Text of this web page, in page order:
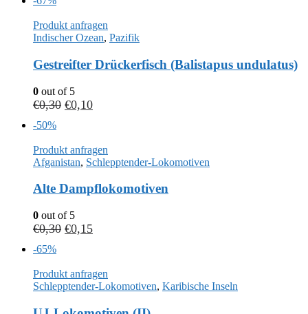
Produkt anfragen
Indischer Ozean, Pazifik
Gestreifter Drückerfisch (Balistapus undulatus)
0 out of 5
€0,30 €0,10
-50%
Produkt anfragen
Afganistan, Schlepptender-Lokomotiven
Alte Dampflokomotiven
0 out of 5
€0,30 €0,15
-65%
Produkt anfragen
Schlepptender-Lokomotiven, Karibische Inseln